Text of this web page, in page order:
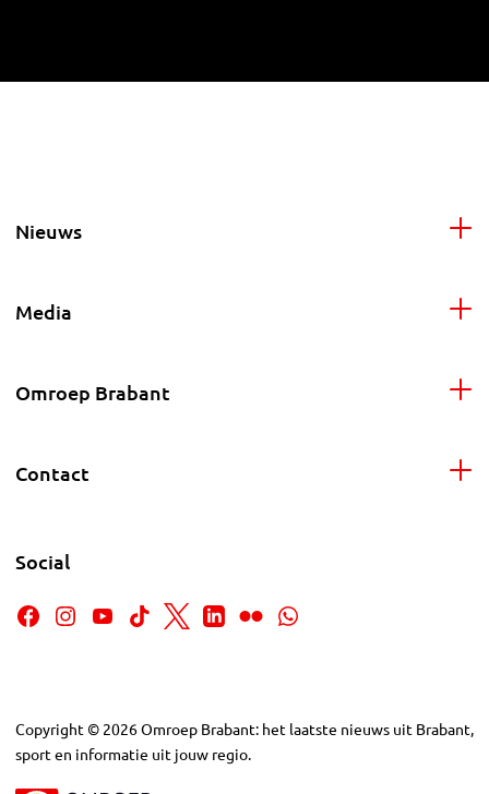
Nieuws
Media
Omroep Brabant
Contact
Social
Copyright © 2026Omroep Brabant: het laatste nieuws uit Brabant,
sport en informatie uit jouw regio.